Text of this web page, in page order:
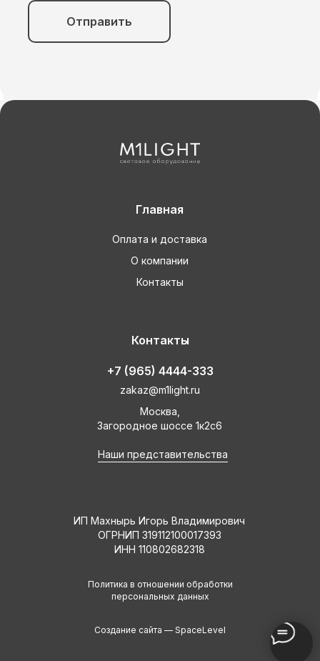
Отправить
Создание сайта — SpaceLevel
Политика в отношении обработки
персональных данных
ИП Махнырь Игорь Владимирович
ОГРНИП 319112100017393
ИНН 110802682318
Наши представительства
Контакты
+7 (965) 4444-333
zakaz@m1light.ru
Москва,
Загородное шоссе 1к2с6
Главная
Оплата и доставка
О компании
Контакты